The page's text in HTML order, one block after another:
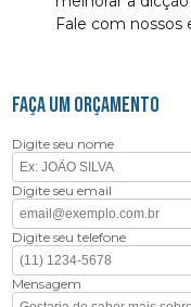
Fale com nossos
FAÇA UM ORÇAMENTO
Digite seu nome
Digite seu email
Digite seu telefone
Mensagem